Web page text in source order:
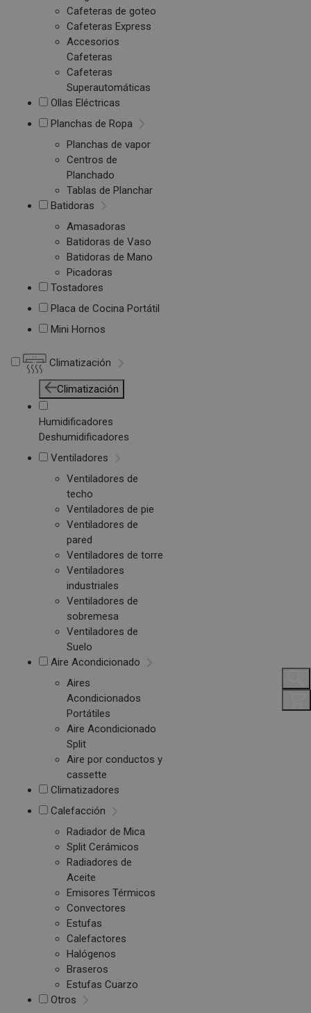
Cafeteras de goteo
Cafeteras Express
Accesorios
Cafeteras
Cafeteras
Superautomáticas
Ollas Eléctricas
Planchas de Ropa
Planchas de vapor
Centros de
Planchado
Tablas de Planchar
Batidoras
Amasadoras
Batidoras de Vaso
Batidoras de Mano
Picadoras
Tostadores
Placa de Cocina Portátil
Mini Hornos
Climatización
Climatización
Humidificadores
Deshumidificadores
Ventiladores
Ventiladores de
techo
Ventiladores de pie
Ventiladores de
pared
Ventiladores de torre
Ventiladores
industriales
Ventiladores de
sobremesa
Ventiladores de
Suelo
Aire Acondicionado
Aires
Acondicionados
Portátiles
Aire Acondicionado
Split
Aire por conductos y
cassette
Climatizadores
Calefacción
Radiador de Mica
Split Cerámicos
Radiadores de
Aceite
Emisores Térmicos
Convectores
Estufas
Calefactores
Halógenos
Braseros
Estufas Cuarzo
Otros